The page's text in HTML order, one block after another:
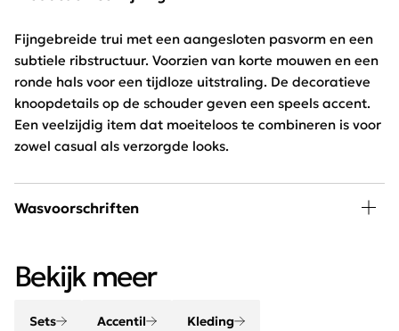
Fijngebreide trui met een aangesloten pasvorm en een
subtiele ribstructuur. Voorzien van korte mouwen en een
ronde hals voor een tijdloze uitstraling. De decoratieve
knoopdetails op de schouder geven een speels accent.
Een veelzijdig item dat moeiteloos te combineren is voor
zowel casual als verzorgde looks.
Wasvoorschriften
Bekijk meer
Sets Accentil Kleding